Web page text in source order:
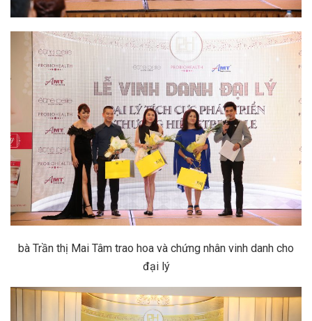
bà Trần thị Mai Tâm trao hoa và chứng nhân vinh danh cho
đại lý